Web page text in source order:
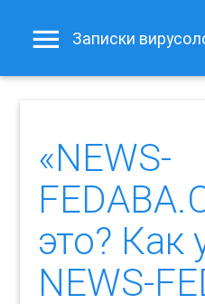
Записки
«NEWS-
это? Как
NEWS-